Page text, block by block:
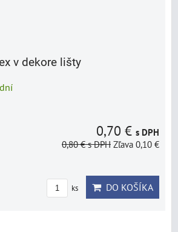
v dekore lišty
0,70 € s DPH
0,80 €s DPH Zľava 0,10 €
ks DO KOŠÍKA